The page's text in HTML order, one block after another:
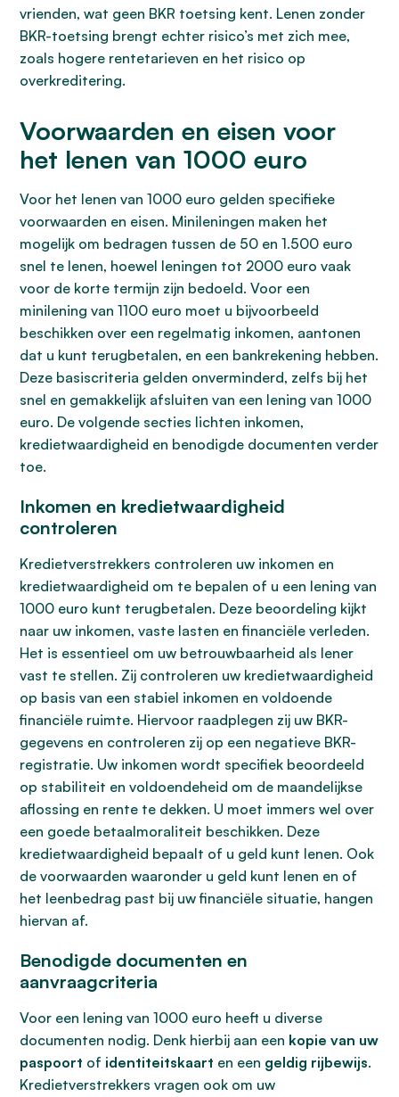
vrienden, wat geen BKR toetsing kent. Lenen zonder
BKR-toetsing brengt echter risico’s met zich mee,
zoals hogere rentetarieven en het risico op
overkreditering.
Voorwaarden en eisen voor
het lenen van 1000 euro
Voor het lenen van 1000 euro gelden specifieke
voorwaarden en eisen. Minileningen maken het
mogelijk om bedragen tussen de 50 en 1.500 euro
snel te lenen, hoewel leningen tot 2000 euro vaak
voor de korte termijn zijn bedoeld. Voor een
minilening van 1100 euro moet u bijvoorbeeld
beschikken over een regelmatig inkomen, aantonen
dat u kunt terugbetalen, en een bankrekening hebben.
Deze basiscriteria gelden onverminderd, zelfs bij het
snel en gemakkelijk afsluiten van een lening van 1000
euro. De volgende secties lichten inkomen,
kredietwaardigheid en benodigde documenten verder
toe.
Inkomen en kredietwaardigheid
controleren
Kredietverstrekkers controleren uw inkomen en
kredietwaardigheid om te bepalen of u een lening van
1000 euro kunt terugbetalen. Deze beoordeling kijkt
naar uw inkomen, vaste lasten en financiële verleden.
Het is essentieel om uw betrouwbaarheid als lener
vast te stellen. Zij controleren uw kredietwaardigheid
op basis van een stabiel inkomen en voldoende
financiële ruimte. Hiervoor raadplegen zij uw BKR-
gegevens en controleren zij op een negatieve BKR-
registratie. Uw inkomen wordt specifiek beoordeeld
op stabiliteit en voldoendeheid om de maandelijkse
aflossing en rente te dekken. U moet immers wel over
een goede betaalmoraliteit beschikken. Deze
kredietwaardigheid bepaalt of u geld kunt lenen. Ook
de voorwaarden waaronder u geld kunt lenen en of
het leenbedrag past bij uw financiële situatie, hangen
hiervan af.
Benodigde documenten en
aanvraagcriteria
Voor een lening van 1000 euro heeft u diverse
documenten nodig. Denk hierbij aan een kopie van uw
paspoort of identiteitskaart en een geldig rijbewijs.
Kredietverstrekkers vragen ook om uw